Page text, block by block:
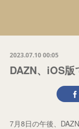
2023.07.10 00:05
DAZN、iOS版
7月8日の午後、